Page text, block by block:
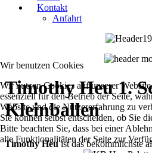
Kontakt
Anfahrt
Timothy Heu 1.
Kleinballen
Timothy Heuist das bekömmlichste
Wir benutzen Cookies
Wir nutzen Cookies auf unserer
essenziell für den Betrieb der Seite,
Website und die Nutzererfahrung zu
Sie können selbst entscheiden, ob Sie
Bitte beachten Sie, dass bei einer
alle Funktionalitäten der Seite zur